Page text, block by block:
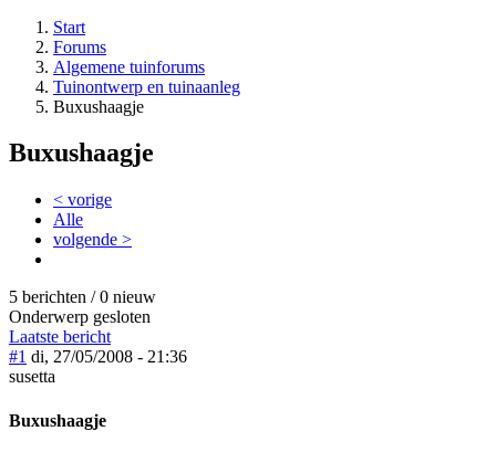
Start
Forums
Algemene tuinforums
Tuinontwerp en tuinaanleg
Buxushaagje
Buxushaagje
< vorige
Alle
volgende >
5 berichten / 0 nieuw
Onderwerp gesloten
Laatste bericht
#1 di, 27/05/2008 - 21:36
susetta
Buxushaagje